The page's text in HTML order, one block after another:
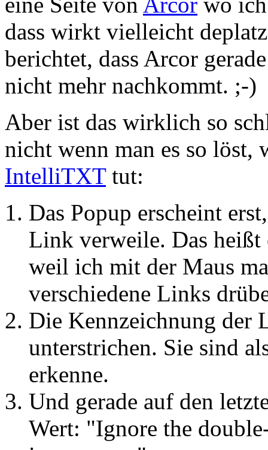
dass wirkt vielleicht
berichtet, dass Arcor
nicht mehr nachkommt. ;-)
Aber ist das wirklich so
nicht wenn man es so löst,
IntelliTXTtut:
Das Popup erscheint
Link verweile. Das heißt
weil ich mit der Maus
verschiedene Links
Die Kennzeichnung der
unterstrichen. Sie sind
erkenne.
Und gerade auf den
Wert: "Ignore the